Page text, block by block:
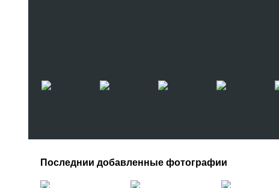
Последнии добавленные фотографии